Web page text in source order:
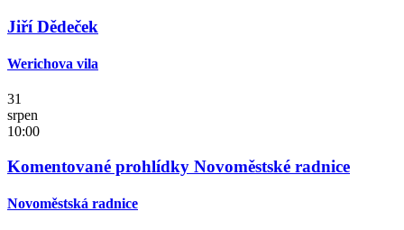
Jiří Dědeček
Werichova vila
31
srpen
10:00
Komentované prohlídky Novoměstské radnice
Novoměstská radnice